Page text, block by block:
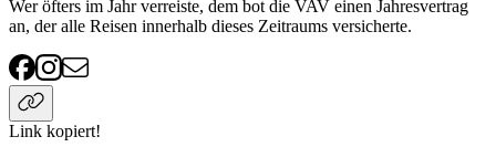
Wer öfters im Jahr verreiste, dem bot die VAV einen Jahresvertrag
an, der alle Reisen innerhalb dieses Zeitraums versicherte.
Link kopiert!